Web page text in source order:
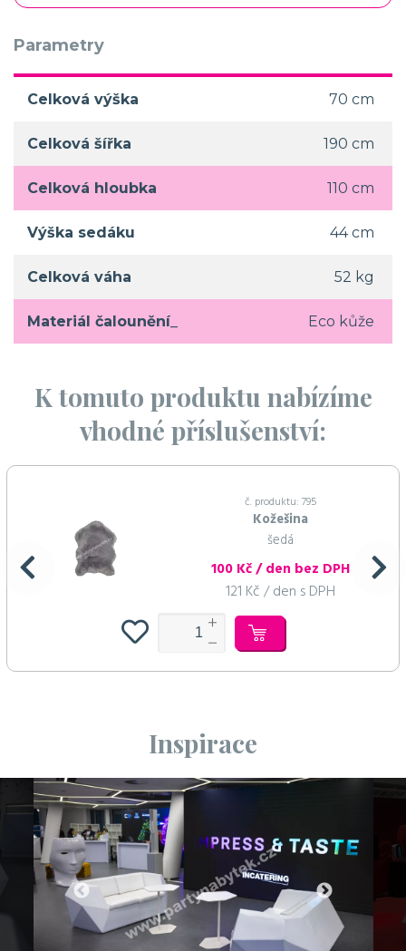
Parametry
Celková výška 70 cm
Celková šířka 190 cm
Celková hloubka 110 cm
Výška sedáku 44 cm
Celková váha 52 kg
Materiál čalounění_ Eco kůže
K tomuto produktu nabízíme
vhodné příslušenství:
č. produktu: 795
Kožešina
šedá
100 Kč / den bez DPH
121 Kč / den s DPH
Inspirace